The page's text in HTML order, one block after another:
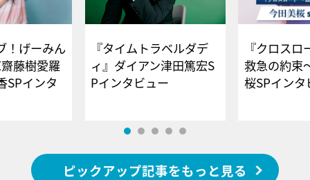
！げーみん
藤樹愛羅
SPインタ
『タイムトラベルダデ
ィ』ダイアン津田篤宏S
Pインタビュー
『クロス
救急の約束
桜SPイ
ピックアップ記事をもっと見る